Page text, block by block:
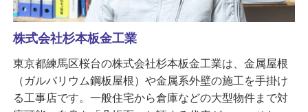
株式会社杉本板金工業
東京都練馬区桜台の株式会社杉本板金工業は、金属屋根
（ガルバリウム鋼板屋根）や金属系外壁の施工を手掛け
る工事店です。一般住宅から倉庫などの大型物件まで対